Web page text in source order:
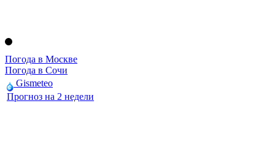
Погода в Москве
Погода в Сочи
Gismeteo
Прогноз на 2 недели